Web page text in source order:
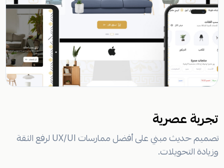
تجربة عصرية
تصميم حديث مبني على أفضل ممارسات UX/UI لرفع الثقة
وزيادة التحويلات.